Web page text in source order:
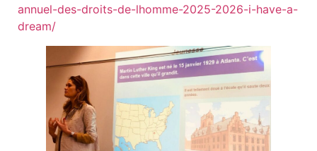
annuel-des-droits-de-lhomme-2025-2026-i-have-a-
dream/